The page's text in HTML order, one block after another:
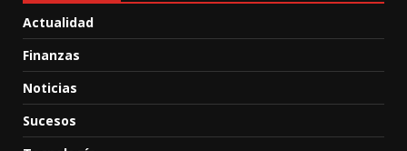
Actualidad
Finanzas
Noticias
Sucesos